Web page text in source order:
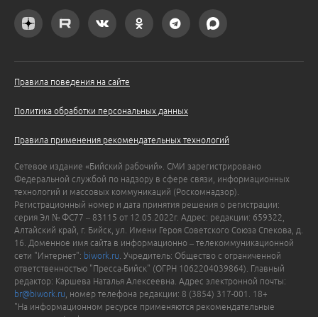
Правила поведения на сайте
Политика обработки персональных данных
Правила применения рекомендательных технологий
Сетевое издание «Бийский рабочий». СМИ зарегистрировано
Федеральной службой по надзору в сфере связи, информационных
технологий и массовых коммуникаций (Роскомнадзор).
Регистрационный номер и дата принятия решения о регистрации:
серия Эл № ФС77 – 83115 от 12.05.2022г. Адрес: редакции: 659322,
Алтайский край, г. Бийск, ул. Имени Героя Советского Союза Спекова, д.
16. Доменное имя сайта в информационно – телекоммуникационной
сети "Интернет": biwork.ru . Учредитель: Общество с ограниченной
ответственностью "Пресса-Бийск" (ОГРН 1062204039864). Главный
редактор: Каршева Наталья Алексеевна. Адрес электронной почты:
br@biwork.ru , номер телефона редакции: 8 (3854) 317-001. 18+
"На информационном ресурсе применяются рекомендательные